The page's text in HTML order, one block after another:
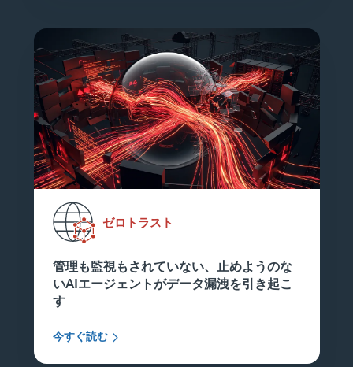
ゼロトラスト
管理も監視もされていない、止めようのな
いAIエージェントがデータ漏洩を引き起こ
す
今すぐ読む